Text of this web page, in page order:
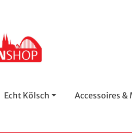
Echt Kölsch Accessoires &